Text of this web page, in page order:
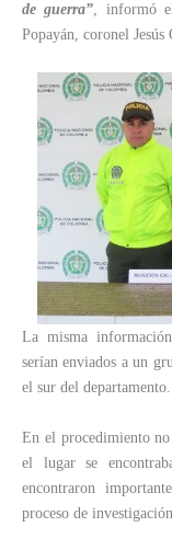
de guerra”, informó
Popayán, coronel Jesús
La misma
serían enviados a un
el sur del departamento.
En el procedimiento no
el lugar se
encontraron
proceso de